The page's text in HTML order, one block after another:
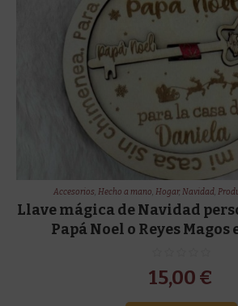
Accesorios,Hecho a mano,Hogar,Navidad,
Llave mágica de Navidad
Papá Noel o Reyes
15,00 €